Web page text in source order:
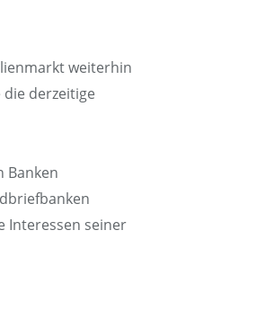
weiterhin
derzeitige
Banken
Interessen seiner